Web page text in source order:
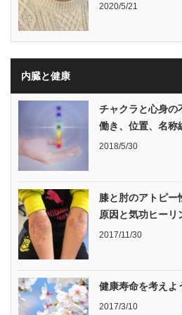
2020/5/21
内臓と健康
チャクラと心身の
働き、位置、名称
2018/5/30
膝と肘のアトピー
原因と気功ヒーリ
2017/11/30
健康寿命を考えよ
2017/3/10